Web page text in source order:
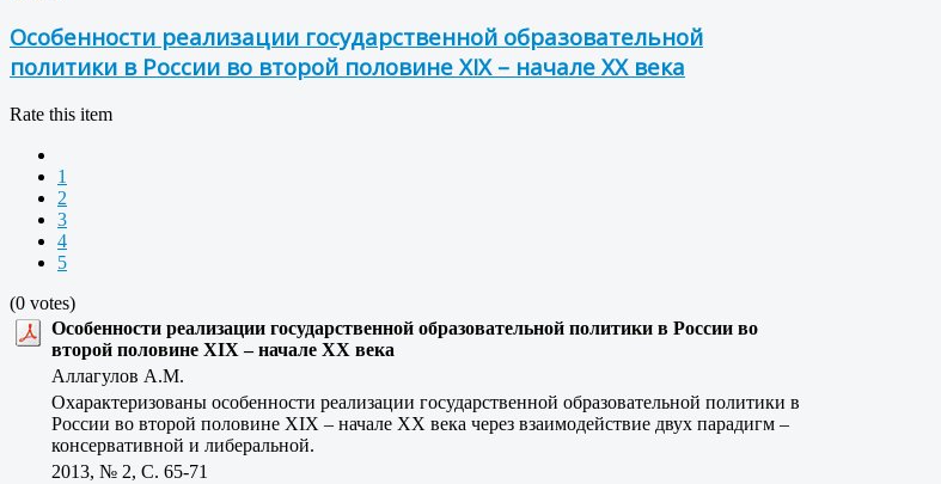
Особенности реализации государственной образовательной
политики в России во второй половине XIX – начале XX века
Rate this item
1
2
3
4
5
(0 votes)
Особенности реализации государственной образовательной политики в России во
второй половине XIX – начале XX века
Аллагулов А.М.
Охарактеризованы особенности реализации государственной образовательной политики в
России во второй половине XIX – начале XX века через взаимодействие двух парадигм –
консервативной и либеральной.
2013, № 2, C. 65-71